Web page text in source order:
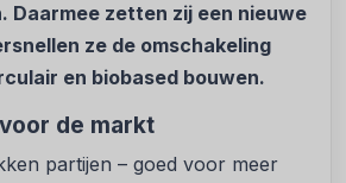
Daarmee zetten zij een nieuwe
ze de omschakeling
en biobased bouwen.
de markt
partijen – goed voor meer